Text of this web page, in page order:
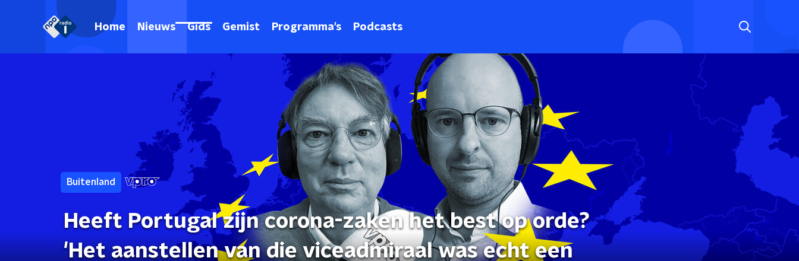
Home Nieuws Gids Gemist Programma's Podcasts
Buitenland
Heeft Portugal zijn corona-zaken het best op orde?
'Het aanstellen van die viceadmiraal was echt een